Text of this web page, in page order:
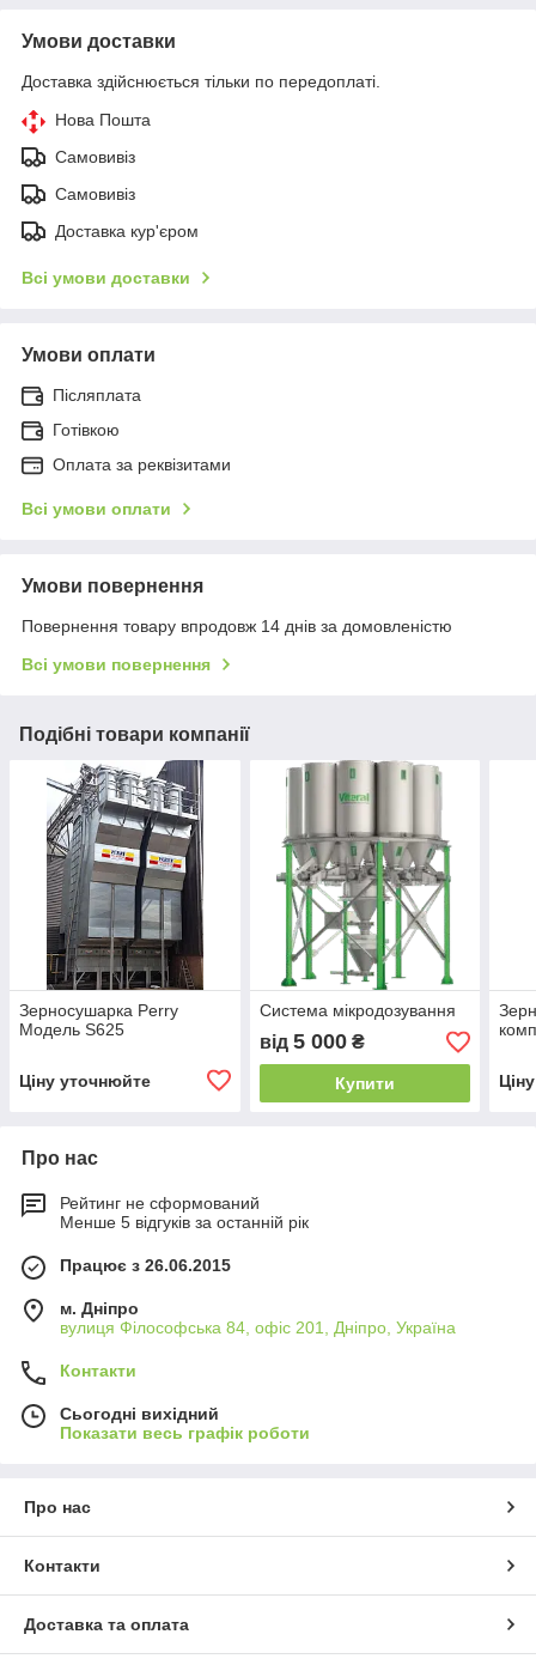
Умови доставки
Доставка здійснюється тільки по передоплаті.
Нова Пошта
Самовивіз
Самовивіз
Доставка кур'єром
Всі умови доставки
Умови оплати
Післяплата
Готівкою
Оплата за реквізитами
Всі умови оплати
Умови повернення
Повернення товару впродовж 14 днів за домовленістю
Всі умови повернення
Подібні товари компанії
Зерносушарка Perry
Модель S625
Ціну уточнюйте
Система мікродозування
від 5 000₴
Купити
Про нас
Рейтинг не сформований
Менше 5 відгуків за останній рік
Працює з 26.06.2015
м. Дніпро
вулиця Філософська 84, офіс 201, Дніпро, Україна
Контакти
Сьогодні вихідний
Показати весь графік роботи
Про нас
Контакти
Доставка та оплата